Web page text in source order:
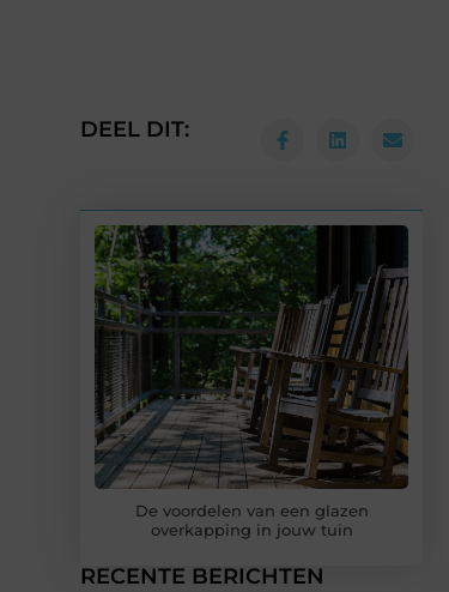
DEEL DIT:
De voordelen van een glazen
overkapping in jouw tuin
RECENTE BERICHTEN